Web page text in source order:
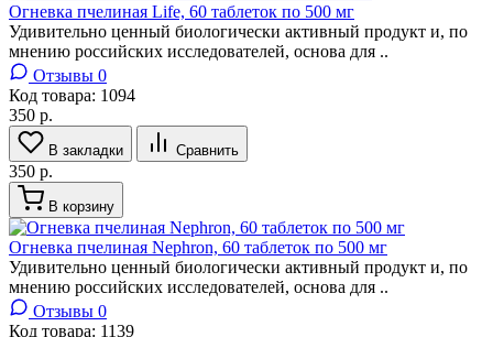
Огневка пчелиная Life, 60 таблеток по 500 мг
Удивительно ценный биологически активный продукт и, по
мнению российских исследователей, основа для ..
Отзывы 0
Код товара: 1094
350 р.
В закладки Сравнить
350 р.
В корзину
Огневка пчелиная Nephron, 60 таблеток по 500 мг
Удивительно ценный биологически активный продукт и, по
мнению российских исследователей, основа для ..
Отзывы 0
Код товара: 1139